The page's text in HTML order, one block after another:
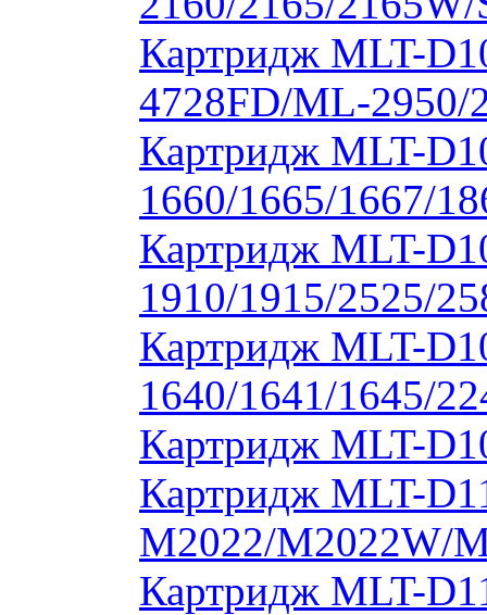
Картридж MLT-
4728FD/ML-2950/
Картридж MLT-
1660/1665/1667/
Картридж MLT-
1910/1915/2525/
Картридж MLT-
1640/1641/1645/
Картридж MLT-
Картридж MLT-
M2022/M2022W/
Картридж MLT-